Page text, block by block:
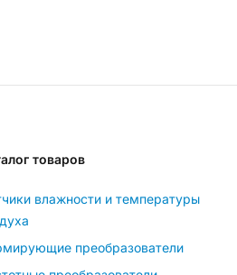
товаров
влажности и температуры
преобразователи